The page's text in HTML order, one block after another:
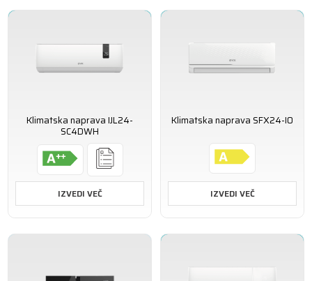
Klimatska naprava IJL24-
SC4DWH
IZVEDI VEČ
Klimatska naprava SFX24-IO
IZVEDI VEČ